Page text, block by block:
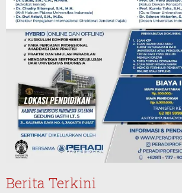
Berita Terkini